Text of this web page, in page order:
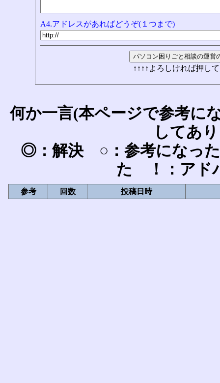
A4.アドレスがあればどうぞ(１つまで)
↑↑↑↑よろしければ押し
何か一言(本ページで参考に
してあ
◎：解決 ○：参考になっ
た ！：アド
参考 回数 投稿日時